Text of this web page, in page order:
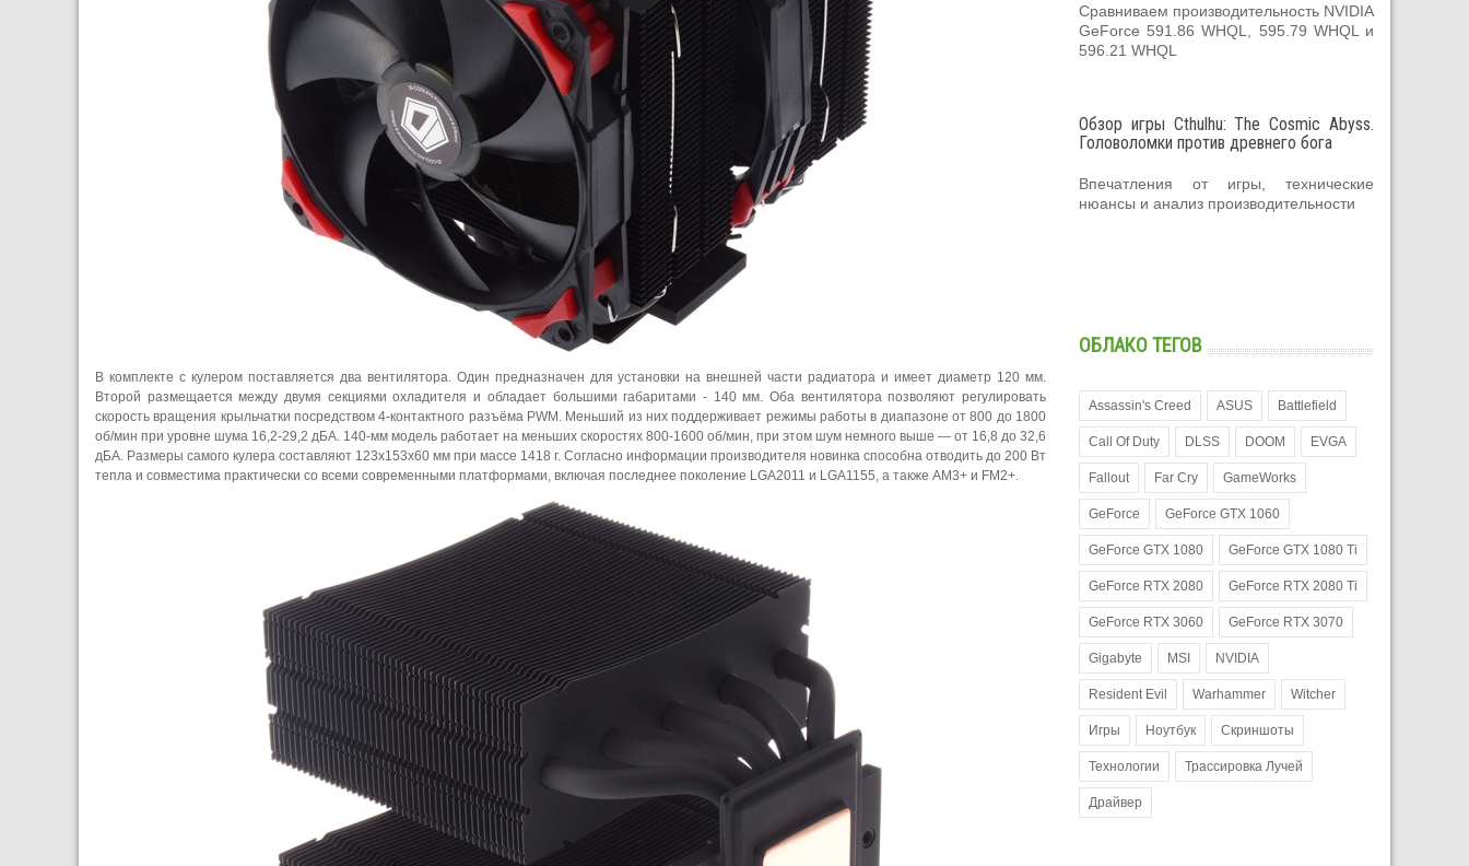
В комплекте с кулером поставляется два вентилятора. Один предназначен для установки на внешней части радиатора и имеет диаметр 120 мм.
Второй размещается между двумя секциями охладителя и обладает большими габаритами - 140 мм. Оба вентилятора позволяют регулировать
скорость вращения крыльчатки посредством 4-контактного разъёма PWM. Меньший из них поддерживает режимы работы в диапазоне от 800 до 1800
об/мин при уровне шума 16,2-29,2 дБА. 140-мм модель работает на меньших скоростях 800-1600 об/мин, при этом шум немного выше — от 16,8 до 32,6
дБА. Размеры самого кулера составляют 123х153х60 мм при массе 1418 г. Согласно информации производителя новинка способна отводить до 200 Вт
тепла и совместима практически со всеми современными платформами, включая последнее поколение LGA2011 и LGA1155, а также AM3+ и FM2+.
Сравниваем производительность NVIDIA
GeForce 591.86 WHQL, 595.79 WHQL и
596.21 WHQL
Обзор игры Cthulhu: The Cosmic Abyss.
Головоломки против древнего бога
Впечатления от игры, технические
нюансы и анализ производительности
ОБЛАКО ТЕГОВ
Assassin's Creed ASUS Battlefield
Call Of Duty DLSS DOOM EVGA
Fallout Far Cry GameWorks
GeForce GeForce GTX 1060
GeForce GTX 1080 GeForce GTX 1080 Ti
GeForce RTX 2080 GeForce RTX 2080 Ti
GeForce RTX 3060 GeForce RTX 3070
Gigabyte MSI NVIDIA
Resident Evil Warhammer Witcher
Игры Ноутбук Скриншоты
Технологии Трассировка Лучей
Драйвер